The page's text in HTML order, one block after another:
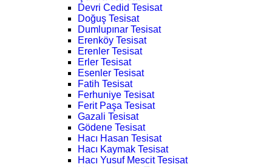
Devri Cedid Tesisat
Doğuş Tesisat
Dumlupınar Tesisat
Erenköy Tesisat
Erenler Tesisat
Erler Tesisat
Esenler Tesisat
Fatih Tesisat
Ferhuniye Tesisat
Ferit Paşa Tesisat
Gazali Tesisat
Gödene Tesisat
Hacı Hasan Tesisat
Hacı Kaymak Tesisat
Hacı Yusuf Mescit Tesisat